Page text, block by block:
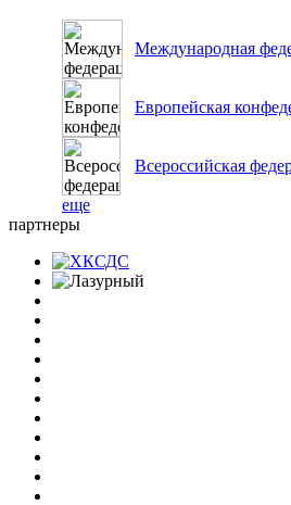
Международная
Европейская
Всероссийская
еще
партнеры